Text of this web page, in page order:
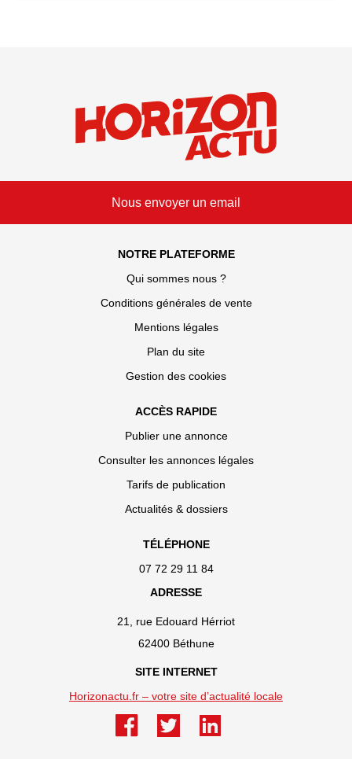
Nous envoyer un email
NOTRE PLATEFORME
Qui sommes nous ?
Conditions générales de vente
Mentions légales
Plan du site
Gestion des cookies
ACCÈS RAPIDE
Publier une annonce
Consulter les annonces légales
Tarifs de publication
Actualités & dossiers
TÉLÉPHONE
07 72 29 11 84
ADRESSE
21, rue Edouard Hérriot
62400 Béthune
SITE INTERNET
Horizonactu.fr – votre site d’actualité locale